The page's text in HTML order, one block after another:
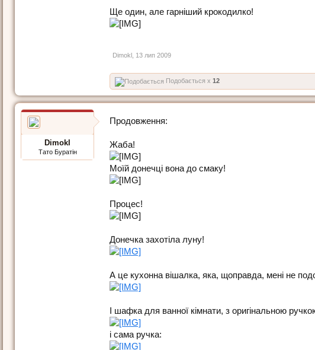
Ще один, але гарніший крокодилко!
Dimokl 13 лип 2009
Подобається x 12
Dimokl
Тато Буратін
Продовження:
Жаба!
Моїй донечці вона до смаку!
Процес!
Донечка захотіла луну!
А це кухонна вішалка, яка, щоправда, мені не
І шафка для ванної кімнати, з оригінальною
і сама ручка: